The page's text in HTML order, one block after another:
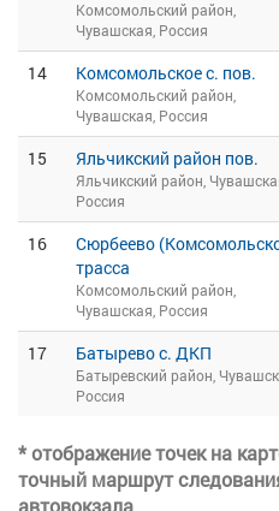
Комсомольский район,
Чувашская, Россия
14 Комсомольское с. пов.
Комсомольский район,
Чувашская, Россия
15 Яльчикский район пов.
Яльчикский район,
Россия
16
Сюрбеево
трасса
Комсомольский район,
Чувашская, Россия
17 Батырево с. ДКП
Батыревский район,
Россия
* отображение точек на
точный маршрут
автовокзала